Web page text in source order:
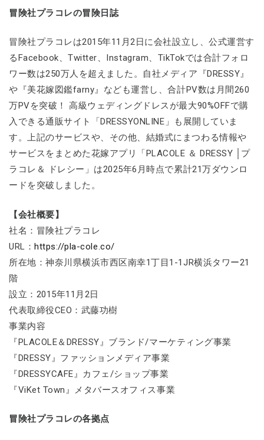
冒険社プラコレの冒険日誌
冒険社プラコレは2015年11月2日に会社設立し、公式運営す
るFacebook、Twitter、Instagram、TikTokでは合計フォロ
ワー数は250万人を超えました。自社メディア『DRESSY』
や『美花嫁図鑑farny』なども運営し、合計PV数は月間260
万PVを突破！ 高級ウェディングドレスが最大90%OFFで購
入できる通販サイト「DRESSYONLINE」も展開していま
す。上記のサービスや、その他、結婚式にまつわる情報や
サービスをまとめた花嫁アプリ「PLACOLE ＆ DRESSY │プ
ラコレ＆ ドレシー」は2025年6月時点で累計21万ダウンロ
ードを突破しました。
【会社概要】
社名：冒険社プラコレ
URL：https://pla-cole.co/
所在地：神奈川県横浜市西区南幸1丁目1-1JR横浜タワー21
階
設立：2015年11月2日
代表取締役CEO：武藤功樹
事業内容
『PLACOLE＆DRESSY』ブランド/マーケティング事業
『DRESSY』ファッションメディア事業
『DRESSYCAFE』カフェ/ショップ事業
『ViKet Town』メタバースオフィス事業
冒険社プラコレの各拠点